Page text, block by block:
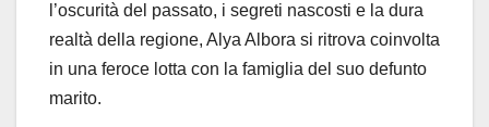
l’oscurità del passato, i segreti nascosti e la dura
realtà della regione, Alya Albora si ritrova coinvolta
in una feroce lotta con la famiglia del suo defunto
marito.